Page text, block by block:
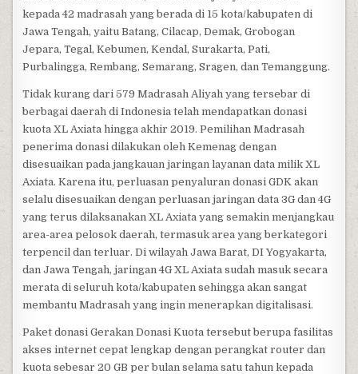
kepada 42 madrasah yang berada di 15 kota/kabupaten di
Jawa Tengah, yaitu Batang, Cilacap, Demak, Grobogan
Jepara, Tegal, Kebumen, Kendal, Surakarta, Pati,
Purbalingga, Rembang, Semarang, Sragen, dan Temanggung.
Tidak kurang dari 579 Madrasah Aliyah yang tersebar di
berbagai daerah di Indonesia telah mendapatkan donasi
kuota XL Axiata hingga akhir 2019. Pemilihan Madrasah
penerima donasi dilakukan oleh Kemenag dengan
disesuaikan pada jangkauan jaringan layanan data milik XL
Axiata. Karena itu, perluasan penyaluran donasi GDK akan
selalu disesuaikan dengan perluasan jaringan data 3G dan 4G
yang terus dilaksanakan XL Axiata yang semakin menjangkau
area-area pelosok daerah, termasuk area yang berkategori
terpencil dan terluar. Di wilayah Jawa Barat, DI Yogyakarta,
dan Jawa Tengah, jaringan 4G XL Axiata sudah masuk secara
merata di seluruh kota/kabupaten sehingga akan sangat
membantu Madrasah yang ingin menerapkan digitalisasi.
Paket donasi Gerakan Donasi Kuota tersebut berupa fasilitas
akses internet cepat lengkap dengan perangkat router dan
kuota sebesar 20 GB per bulan selama satu tahun kepada